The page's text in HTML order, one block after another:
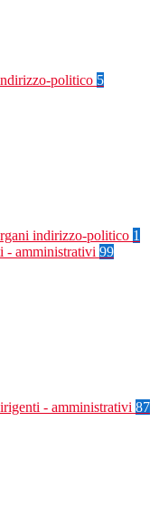
politico 5
indirizzo-politico 1
- amministrativi 99
- amministrativi 87